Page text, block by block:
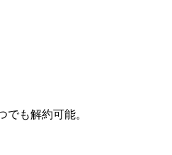
でも解約可能。